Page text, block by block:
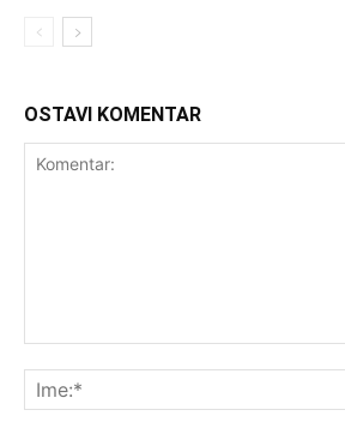
OSTAVI KOMENTAR